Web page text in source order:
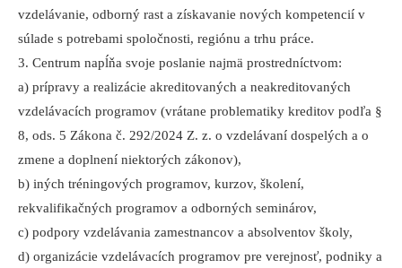
vzdelávanie, odborný rast a získavanie nových kompetencií v
súlade s potrebami spoločnosti, regiónu a trhu práce.
3. Centrum napĺňa svoje poslanie najmä prostredníctvom:
a) prípravy a realizácie akreditovaných a neakreditovaných
vzdelávacích programov (vrátane problematiky kreditov podľa §
8, ods. 5 Zákona č. 292/2024 Z. z. o vzdelávaní dospelých a o
zmene a doplnení niektorých zákonov),
b) iných tréningových programov, kurzov, školení,
rekvalifikačných programov a odborných seminárov,
c) podpory vzdelávania zamestnancov a absolventov školy,
d) organizácie vzdelávacích programov pre verejnosť, podniky a